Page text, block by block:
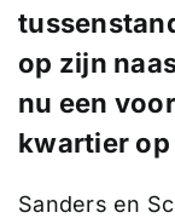
op zijn
nu een
kwartier op
Sanders en